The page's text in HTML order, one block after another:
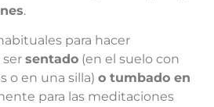
.
para hacer
sentado (en el suelo con
o en una silla) o tumbado en
para las meditaciones